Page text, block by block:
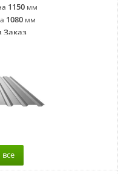
1150 мм
1080 мм
Заказ